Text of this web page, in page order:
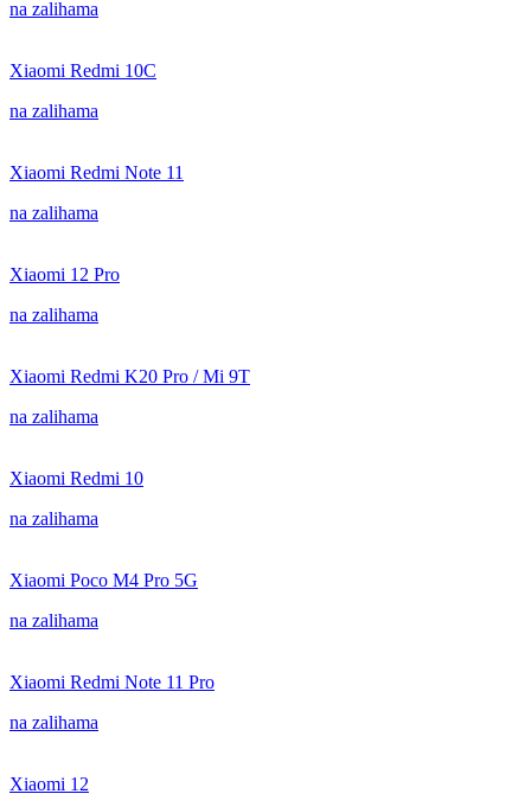
na zalihama
Xiaomi Redmi 10C
na zalihama
Xiaomi Redmi Note 11
na zalihama
Xiaomi 12 Pro
na zalihama
Xiaomi Redmi K20 Pro / Mi 9T
na zalihama
Xiaomi Redmi 10
na zalihama
Xiaomi Poco M4 Pro 5G
na zalihama
Xiaomi Redmi Note 11 Pro
na zalihama
Xiaomi 12